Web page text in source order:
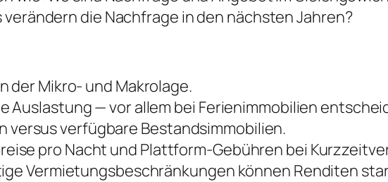
die Nachfrage in den nächsten Jahren?
der Mikro- und Makrolage.
Auslastung — vor allem bei Ferienimmobilien
verfügbare Bestandsimmobilien.
pro Nacht und Plattform-Gebühren bei
Vermietungsbeschränkungen können Renditen